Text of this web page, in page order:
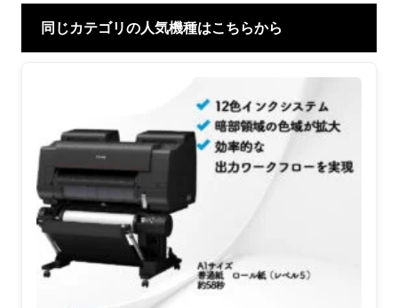
同じカテゴリの人気機種はこちらから